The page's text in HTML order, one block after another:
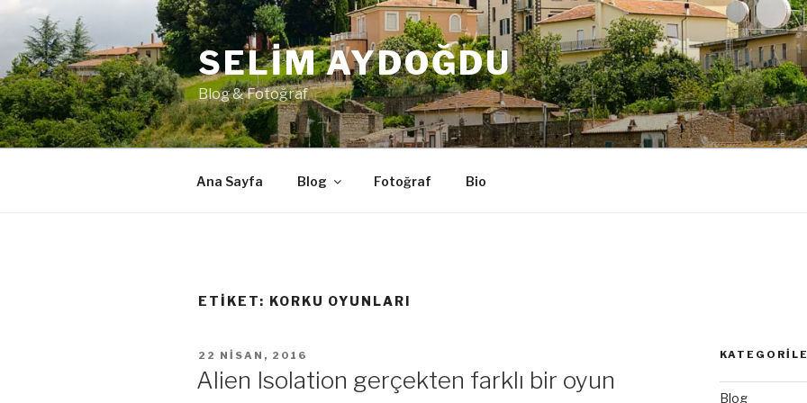
İçeriğe
SELIM AYDOĞDU
Blog & Fotoğraf
Ana Sayfa Blog Fotoğraf Bio
ETIKET: KORKU OYUNLARI
YAYIM
22 NISAN, 2016
Alien Isolation gerçekten farklı bir oyun
Blog